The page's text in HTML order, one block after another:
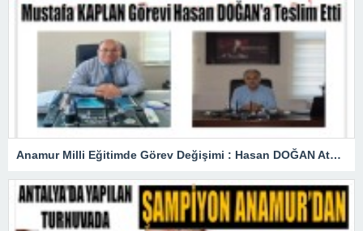
Anamur Milli Eğitimde Görev Değişimi : Hasan DOĞAN Atandı